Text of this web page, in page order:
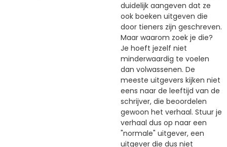
duidelijk aangeven dat ze
ook boeken uitgeven die
door tieners zijn geschreven.
Maar waarom zoek je die?
Je hoeft jezelf niet
minderwaardig te voelen
dan volwassenen. De
meeste uitgevers kijken niet
eens naar de leeftijd van de
schrijver, die beoordelen
gewoon het verhaal. Stuur je
verhaal dus op naar een
"normale" uitgever, een
uitgever die dus niet